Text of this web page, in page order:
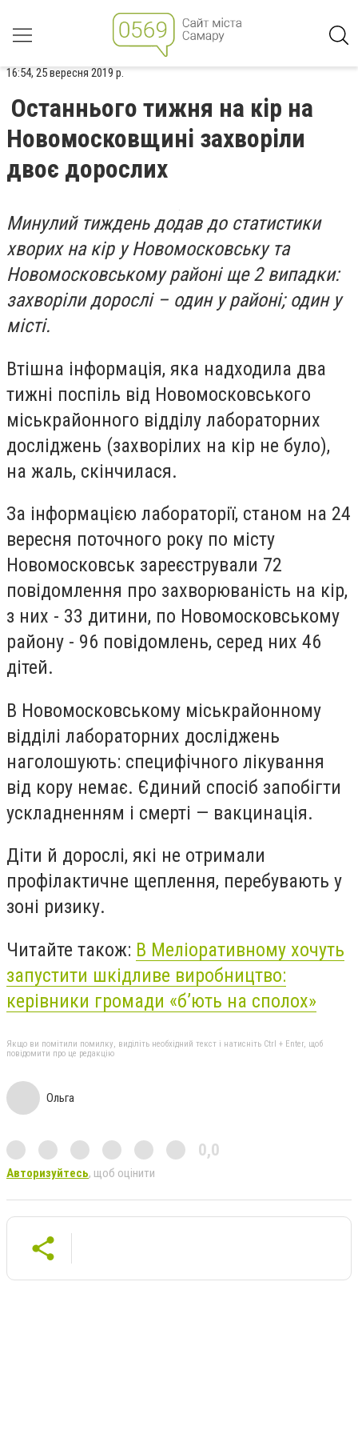
16:54, 25 вересня 2019 р.
Останнього тижня на кір на
Новомосковщині захворіли
двоє дорослих
Минулий тиждень додав до статистики
хворих на кір у Новомосковську та
Новомосковському районі ще 2 випадки:
захворіли дорослі – один у районі; один у
місті.
Втішна інформація, яка надходила два
тижні поспіль від Новомосковського
міськрайонного відділу лабораторних
досліджень (захворілих на кір не було),
на жаль, скінчилася.
За інформацією лабораторії, станом на 24
вересня поточного року по місту
Новомосковськ зареєстрували 72
повідомлення про захворюваність на кір,
з них - 33 дитини, по Новомосковському
району - 96 повідомлень, серед них 46
дітей.
В Новомосковському міськрайонному
відділі лабораторних досліджень
наголошують: специфічного лікування
від кору немає. Єдиний спосіб запобігти
ускладненням і смерті — вакцинація.
Діти й дорослі, які не отримали
профілактичне щеплення, перебувають у
зоні ризику.
Читайте також: В Меліоративному хочуть
запустити шкідливе виробництво:
керівники громади «б’ють на сполох»
Якщо ви помітили помилку, виділіть необхідний текст і натисніть Ctrl + Enter, щоб
повідомити про це редакцію
Ольга
0,0
Авторизуйтесь, щоб оцінити